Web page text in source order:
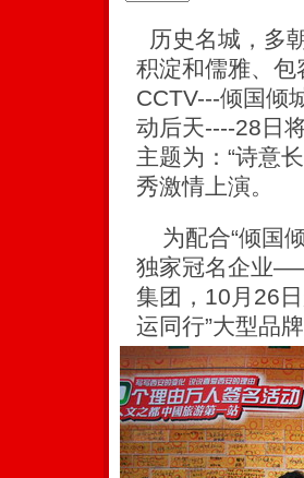
历史名城，多
积淀和儒雅、包
CCTV---倾国倾
动后天----28日
主题为：“诗意
秀激情上演。
为配合“倾国
独家冠名企业
集团，10月26
运同行”大型品